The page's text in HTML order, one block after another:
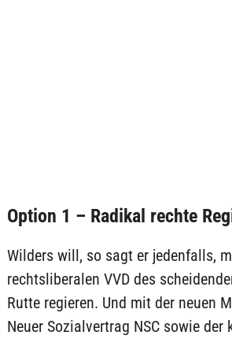
Option 1 – Radikal rechte
Wilders will, so sagt er jedenfalls,
rechtsliberalen VVD des
Rutte regieren. Und mit der neuen
Neuer Sozialvertrag NSC sowie der